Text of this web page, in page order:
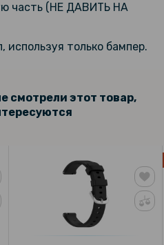
часть (НЕ ДАВИТЬ НА
используя только бампер.
смотрели этот товар,